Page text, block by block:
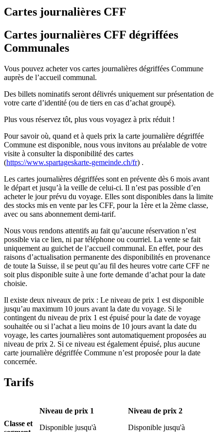
Cartes journalières CFF
Cartes journalières CFF dégriffées
Communales
Vous pouvez acheter vos cartes journalières dégriffées Commune
auprès de l’accueil communal.
Des billets nominatifs seront délivrés uniquement sur présentation de
votre carte d’identité (ou de tiers en cas d’achat groupé).
Plus vous réservez tôt, plus vous voyagez à prix réduit !
Pour savoir où, quand et à quels prix la carte journalière dégriffée
Commune est disponible, nous vous invitons au préalable de votre
visite à consulter la disponibilité des cartes
(https://www.spartageskarte-gemeinde.ch/fr) .
Les cartes journalières dégriffées sont en prévente dès 6 mois avant
le départ et jusqu’à la veille de celui-ci. Il n’est pas possible d’en
acheter le jour prévu du voyage. Elles sont disponibles dans la limite
des stocks mis en vente par les CFF, pour la 1ère et la 2ème classe,
avec ou sans abonnement demi-tarif.
Nous vous rendons attentifs au fait qu’aucune réservation n’est
possible via ce lien, ni par téléphone ou courriel. La vente se fait
uniquement au guichet de l’accueil communal. En effet, pour des
raisons d’actualisation permanente des disponibilités en provenance
de toute la Suisse, il se peut qu’au fil des heures votre carte CFF ne
soit plus disponible suite à une forte demande d’achat pour la date
choisie.
Il existe deux niveaux de prix : Le niveau de prix 1 est disponible
jusqu’au maximum 10 jours avant la date du voyage. Si le
contingent du niveau de prix 1 est épuisé pour la date de voyage
souhaitée ou si l’achat a lieu moins de 10 jours avant la date du
voyage, les cartes journalières sont automatiquement proposées au
niveau de prix 2. Si ce niveau est également épuisé, plus aucune
carte journalière dégriffée Commune n’est proposée pour la date
concernée.
Tarifs
Classe et
Niveau de prix 1
Disponible jusqu'à
Niveau de prix 2
Disponible jusqu'à